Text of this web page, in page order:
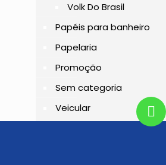
Volk Do Brasil
Papéis para banheiro
Papelaria
Promoção
Sem categoria
Veicular